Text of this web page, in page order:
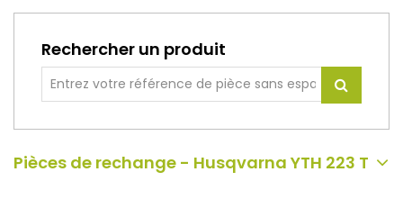
Rechercher un produit
Pièces de rechange - Husqvarna YTH 223 T